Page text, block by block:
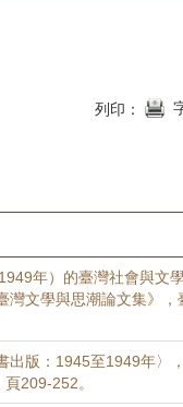
列印：
年）的臺灣社會與文
灣文學與思潮論文集》
出版：1945至1949年〉
209-252。